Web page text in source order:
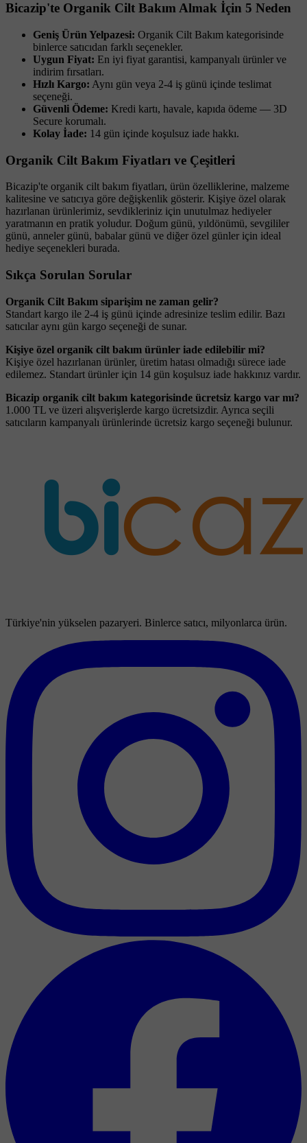
Bicazip'te Organik Cilt Bakım Almak İçin 5 Neden
Geniş Ürün Yelpazesi: Organik Cilt Bakım kategorisinde
binlerce satıcıdan farklı seçenekler.
Uygun Fiyat: En iyi fiyat garantisi, kampanyalı ürünler ve
indirim fırsatları.
Hızlı Kargo: Aynı gün veya 2-4 iş günü içinde teslimat
seçeneği.
Güvenli Ödeme: Kredi kartı, havale, kapıda ödeme — 3D
Secure korumalı.
Kolay İade: 14 gün içinde koşulsuz iade hakkı.
Organik Cilt Bakım Fiyatları ve Çeşitleri
Bicazip'te organik cilt bakım fiyatları, ürün özelliklerine, malzeme
kalitesine ve satıcıya göre değişkenlik gösterir. Kişiye özel olarak
hazırlanan ürünlerimiz, sevdikleriniz için unutulmaz hediyeler
yaratmanın en pratik yoludur. Doğum günü, yıldönümü, sevgililer
günü, anneler günü, babalar günü ve diğer özel günler için ideal
hediye seçenekleri burada.
Sıkça Sorulan Sorular
Organik Cilt Bakım siparişim ne zaman gelir?
Standart kargo ile 2-4 iş günü içinde adresinize teslim edilir. Bazı
satıcılar aynı gün kargo seçeneği de sunar.
Kişiye özel organik cilt bakım ürünler iade edilebilir mi?
Kişiye özel hazırlanan ürünler, üretim hatası olmadığı sürece iade
edilemez. Standart ürünler için 14 gün koşulsuz iade hakkınız vardır.
Bicazip organik cilt bakım kategorisinde ücretsiz kargo var mı?
1.000 TL ve üzeri alışverişlerde kargo ücretsizdir. Ayrıca seçili
satıcıların kampanyalı ürünlerinde ücretsiz kargo seçeneği bulunur.
Türkiye'nin yükselen pazaryeri. Binlerce satıcı, milyonlarca ürün.